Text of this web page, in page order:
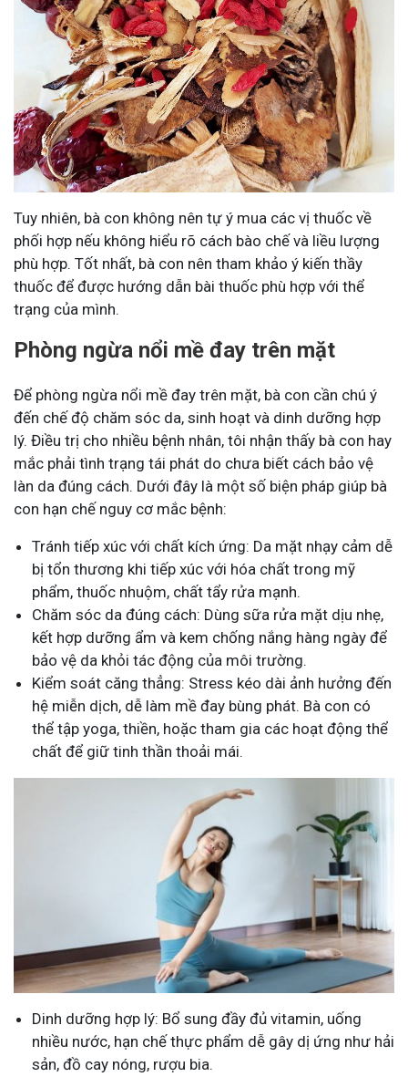
Tuy nhiên, bà con không nên tự ý mua các vị thuốc về
phối hợp nếu không hiểu rõ cách bào chế và liều lượng
phù hợp. Tốt nhất, bà con nên tham khảo ý kiến thầy
thuốc để được hướng dẫn bài thuốc phù hợp với thể
trạng của mình.
Phòng ngừa nổi mề đay trên mặt
Để phòng ngừa nổi mề đay trên mặt, bà con cần chú ý
đến chế độ chăm sóc da, sinh hoạt và dinh dưỡng hợp
lý. Điều trị cho nhiều bệnh nhân, tôi nhận thấy bà con hay
mắc phải tình trạng tái phát do chưa biết cách bảo vệ
làn da đúng cách. Dưới đây là một số biện pháp giúp bà
con hạn chế nguy cơ mắc bệnh:
Tránh tiếp xúc với chất kích ứng: Da mặt nhạy cảm dễ
bị tổn thương khi tiếp xúc với hóa chất trong mỹ
phẩm, thuốc nhuộm, chất tẩy rửa mạnh.
Chăm sóc da đúng cách: Dùng sữa rửa mặt dịu nhẹ,
kết hợp dưỡng ẩm và kem chống nắng hàng ngày để
bảo vệ da khỏi tác động của môi trường.
Kiểm soát căng thẳng: Stress kéo dài ảnh hưởng đến
hệ miễn dịch, dễ làm mề đay bùng phát. Bà con có
thể tập yoga, thiền, hoặc tham gia các hoạt động thể
chất để giữ tinh thần thoải mái.
Dinh dưỡng hợp lý: Bổ sung đầy đủ vitamin, uống
nhiều nước, hạn chế thực phẩm dễ gây dị ứng như hải
sản, đồ cay nóng, rượu bia.